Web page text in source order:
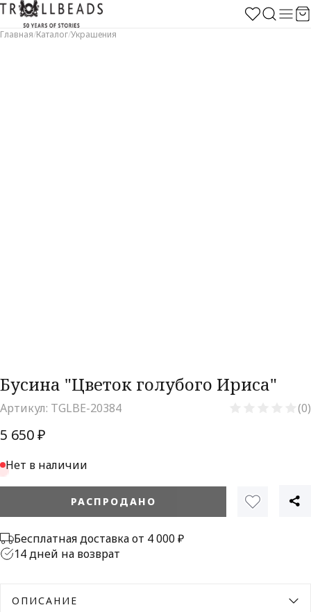
Главная/Каталог/Украшения
Бусина "Цветок голубого Ириса"
Артикул: TGLBE-20384 (0)
5 650 ₽
Нет в наличии
РАСПРОДАНО
Бесплатная доставка от 4 000 ₽
14 дней на возврат
ОПИСАНИЕ